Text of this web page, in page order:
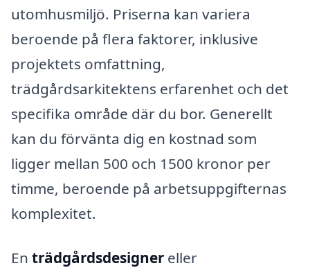
utomhusmiljö. Priserna kan variera
beroende på flera faktorer, inklusive
projektets omfattning,
trädgårdsarkitektens erfarenhet och det
specifika område där du bor. Generellt
kan du förvänta dig en kostnad som
ligger mellan 500 och 1500 kronor per
timme, beroende på arbetsuppgifternas
komplexitet.
En trädgårdsdesigner eller